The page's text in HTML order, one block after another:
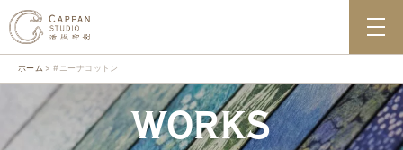
ホーム #ニーナコットン
WORKS